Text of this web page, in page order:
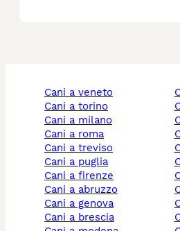
cani a veneto
cani a torino
cani a milano
cani a roma
cani a treviso
cani a puglia
cani a firenze
cani a abruzzo
cani a genova
cani a brescia